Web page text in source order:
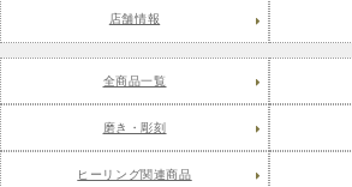
店舗情報
全商品一覧
磨き・彫刻
ヒーリング関連商品